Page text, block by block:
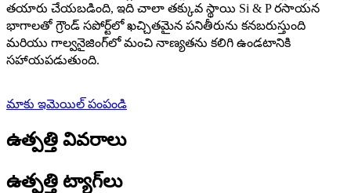
తయారు చేయబడింది, ఇది చాలా తక్కువ స్థాయి Si & P రసాయన
భాగాలతో గ్రౌండ్ సపోర్ట్‌లో ఖచ్చితమైన పనితీరును కనబరుస్తుంది
మరియు గాల్వనైజింగ్‌లో మంచి నాణ్యతను కలిగి ఉండటానికి
సహాయపడుతుంది.
మాకు ఇమెయిల్ పంపండి
ఉత్పత్తి వివరాలు
ఉత్పత్తి ట్యాగ్‌లు